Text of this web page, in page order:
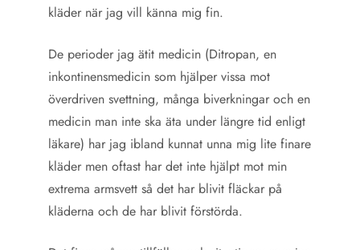
kläder när jag vill känna mig fin.
De perioder jag ätit medicin (Ditropan, en
inkontinensmedicin som hjälper vissa mot
överdriven svettning, många biverkningar och en
medicin man inte ska äta under längre tid enligt
läkare) har jag ibland kunnat unna mig lite finare
kläder men oftast har det inte hjälpt mot min
extrema armsvett så det har blivit fläckar på
kläderna och de har blivit förstörda.